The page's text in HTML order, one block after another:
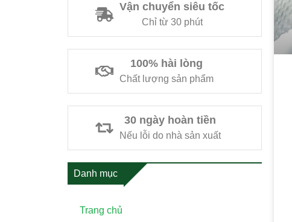
Vận chuyển siêu tốc
Chỉ từ 30 phút
100% hài lòng
Chất lượng sản phẩm
30 ngày hoàn tiền
Nếu lỗi do nhà sản xuất
Danh mục
Trang chủ